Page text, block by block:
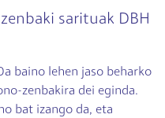
sarituak DBH
baino lehen jaso beharko
zenbakira dei eginda.
bat izango da, eta